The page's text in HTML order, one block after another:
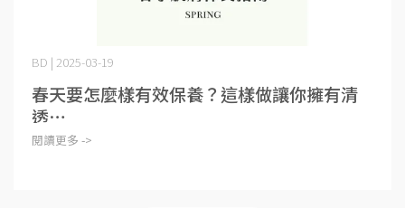
BD | 2025-03-19
春天要怎麼樣有效保養？這樣做讓你擁有清
透⋯
閱讀更多 ->